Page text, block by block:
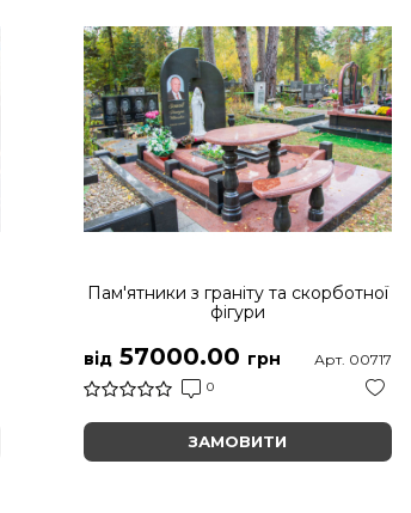
Пам'ятники з граніту та скорботної
фігури
від 57000.00 грн
0
Арт. 00717
ЗАМОВИТИ